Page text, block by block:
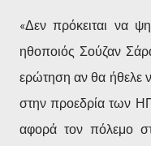
«Δεν πρόκειται να
ηθοποιός Σούζαν
ερώτηση αν θα ήθελε
στην προεδρία των
αφορά τον πόλεμο